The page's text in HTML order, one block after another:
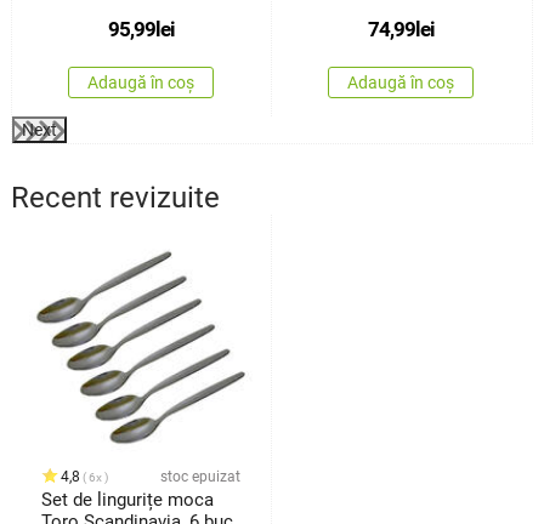
95,99 lei
Adaugă în coș
74,99 lei
Adaugă în coș
Next
Recent revizuite
4,8 6x stoc epuizat
Set de lingurițe moca